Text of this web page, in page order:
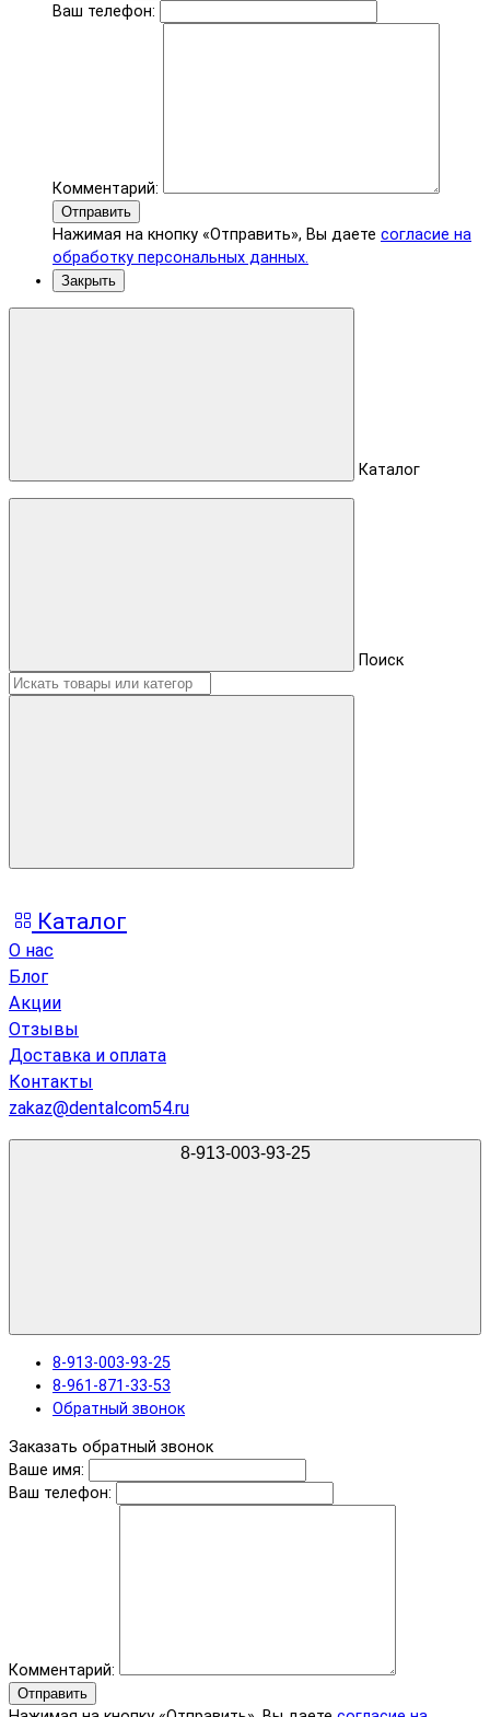
Ваш телефон:
Комментарий:
Отправить
Нажимая на кнопку «Отправить», Вы даете согласие на
обработку персональных данных.
Закрыть
Каталог
Поиск
Каталог
О нас
Блог
Акции
Отзывы
Доставка и оплата
Контакты
zakaz@dentalcom54.ru
8-913-003-93-25
8-913-003-93-25
8-961-871-33-53
Обратный звонок
Заказать обратный звонок
Ваше имя:
Ваш телефон:
Комментарий:
Отправить